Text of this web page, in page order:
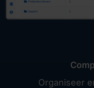
Organiseer